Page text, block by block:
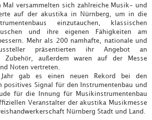
Mal versammelten sich zahlreiche Musik- und
auf der akustika in Nürnberg, um in die
einzutauchen, klassischen
und ihre eigenen Fähigkeiten am
Mehr als 200 namhafte, nationale und
präsentierten ihr Angebot an
Zubehör, außerdem waren auf der Messe
Noten vertreten.
gab es einen neuen Rekord bei den
positives Signal für den Instrumentenbau und
für die Innung für Musikinstrumentenbau
Veranstalter der akustika Musikmesse
Nürnberg Stadt und Land.